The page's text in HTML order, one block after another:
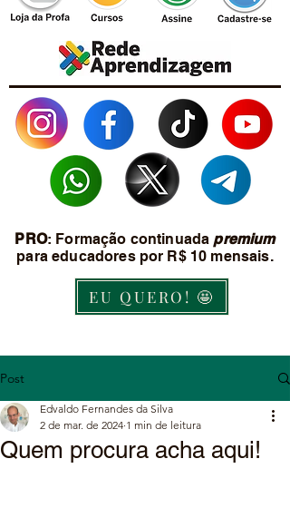
PRO: Formação continuada premium
para educadores por R$ 10 mensais.
EU QUERO! 🤩
Post
Quem procura acha aqui!
Edvaldo Fernandes da Silva
2 de mar. de 2024 1 min de leitura